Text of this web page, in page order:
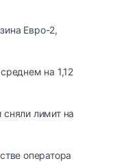
Евро-2,
на 1,12
лимит на
оператора